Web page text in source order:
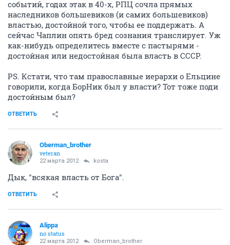
событий, годах этак в 40-х, РПЦ сочла прямых
наследников большевиков (и самих большевиков)
властью, достойной того, чтобы ее поддержать. А
сейчас Чаплин опять бред сознания транслирует. Уж
как-нибудь определитесь вместе с пастырями -
достойная или недостойная была власть в СССР.
PS. Кстати, что там православные иерархи о Ельцине
говорили, когда БорНик был у власти? Тот тоже поди
достойным был?
ОТВЕТИТЬ
Oberman_brother
veteran
22 марта 2012 kosta
Дык, "всякая власть от Бога".
ОТВЕТИТЬ
Alippa
no status
22 марта 2012 Oberman_brother